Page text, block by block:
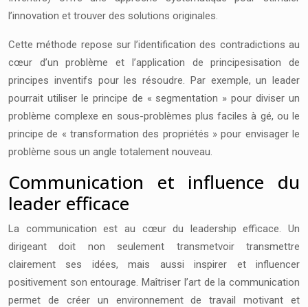
l’innovation et trouver des solutions originales.
Cette méthode repose sur l’identification des contradictions au
cœur d’un problème et l’application de principesisation de
principes inventifs pour les résoudre. Par exemple, un leader
pourrait utiliser le principe de « segmentation » pour diviser un
problème complexe en sous-problèmes plus faciles à gé, ou le
principe de « transformation des propriétés » pour envisager le
problème sous un angle totalement nouveau.
Communication et influence du
leader efficace
La communication est au cœur du leadership efficace. Un
dirigeant doit non seulement transmetvoir transmettre
clairement ses idées, mais aussi inspirer et influencer
positivement son entourage. Maîtriser l’art de la communication
permet de créer un environnement de travail motivant et